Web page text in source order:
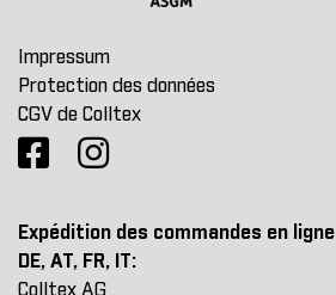
Impressum
Protection des données
CGV de Colltex
Expédition des commandes en ligne
DE, AT, FR, IT:
Colltex AG